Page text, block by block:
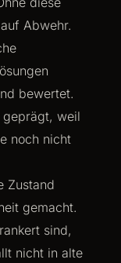
Abwehr.
bewertet.
geprägt, weil
noch nicht
Zustand
gemacht.
sind,
nicht in alte